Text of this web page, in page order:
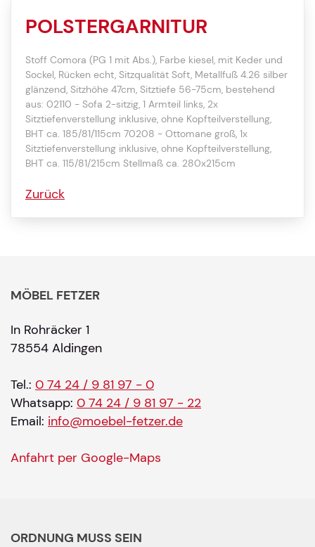
POLSTERGARNITUR
Stoff Comora (PG 1 mit Abs.), Farbe kiesel, mit Keder und
Sockel, Rücken echt, Sitzqualität Soft, Metallfuß 4.26 silber
glänzend, Sitzhöhe 47cm, Sitztiefe 56-75cm, bestehend
aus: 02110 - Sofa 2-sitzig, 1 Armteil links, 2x
Sitztiefenverstellung inklusive, ohne Kopfteilverstellung,
BHT ca. 185/81/115cm 70208 - Ottomane groß, 1x
Sitztiefenverstellung inklusive, ohne Kopfteilverstellung,
BHT ca. 115/81/215cm Stellmaß ca. 280x215cm
Zurück
MÖBEL FETZER
In Rohräcker 1
78554 Aldingen
Tel.: 0 74 24 / 9 81 97 - 0
Whatsapp: 0 74 24 / 9 81 97 - 22
Email: info@moebel-fetzer.de
Anfahrt per Google-Maps
ORDNUNG MUSS SEIN